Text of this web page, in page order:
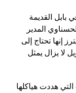
بابل القديمة
المدير
إنها تحتاج إلى
لا يزال يمثل
هددت هياكلها